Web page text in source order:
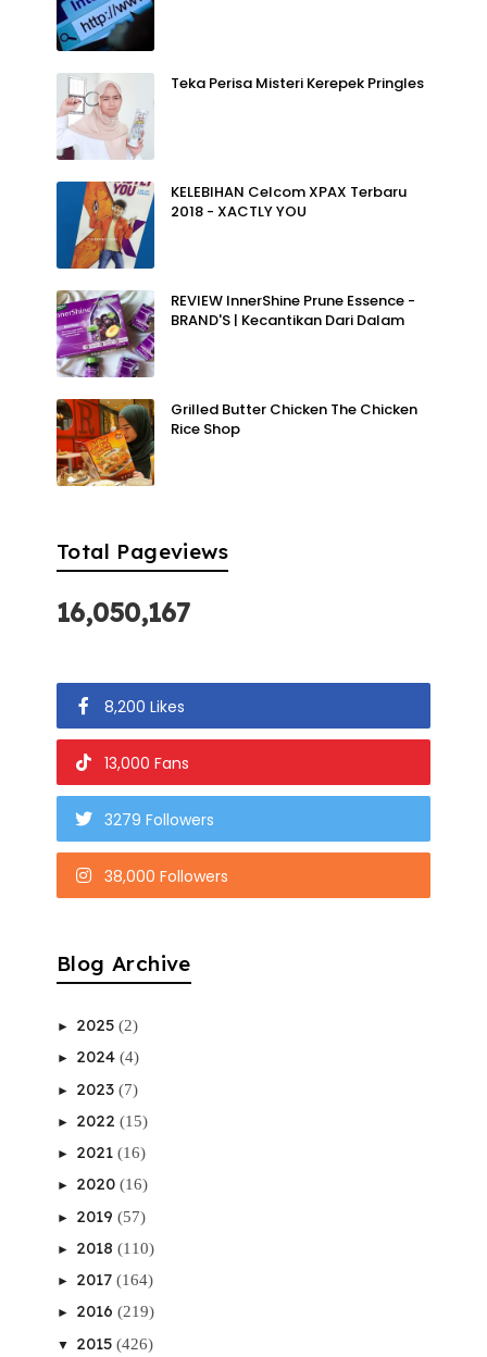
Teka Perisa Misteri Kerepek Pringles
KELEBIHAN Celcom XPAX Terbaru
2018 - XACTLY YOU
REVIEW InnerShine Prune Essence -
BRAND'S | Kecantikan Dari Dalam
Grilled Butter Chicken The Chicken
Rice Shop
Total Pageviews
16,050,167
8,200 Likes
13,000 Fans
3279 Followers
38,000 Followers
Blog Archive
► 2025 (2)
► 2024 (4)
► 2023 (7)
► 2022 (15)
► 2021 (16)
► 2020 (16)
► 2019 (57)
► 2018 (110)
► 2017 (164)
► 2016 (219)
▼ 2015 (426)